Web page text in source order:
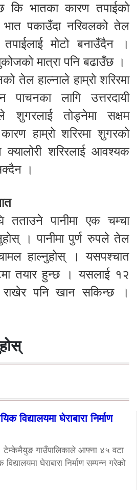
कि भातका कारण तपाईको
पकाउँदा नरिवलको तेल
मोटो बनाउँदैन ।
मात्रा पनि बढाउँछ ।
तेल हाल्नाले हाम्रो शरिरमा
लागि उत्तरदायी
शुगरलाई तोड्नेमा सक्षम
हाम्रो शरिरमा शुगरको
शरिरलाई आवश्यक
।
तताउने पानीमा एक चम्चा
। पानीमा पुर्ण रुपले तेल
चामल हाल्नुहोस् । यसपश्चात
तयार हुन्छ । यसलाई १२
राखेर पनि खान सकिन्छ ।
विद्यालयमा घेराबारा निर्माण
टेम्केमैयुङ गाउँपालिकाले आफ्ना ४५ वटा
विद्यालयमा घेराबारा निर्माण सम्पन्न गरेको